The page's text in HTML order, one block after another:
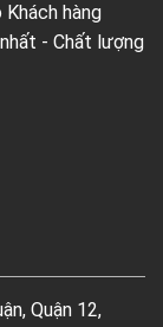
hàng
- Chất lượng
Quận 12,